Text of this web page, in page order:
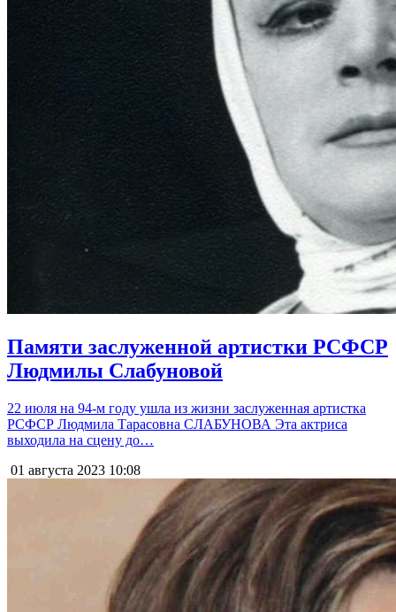
Памяти заслуженной артистки РСФСР
Людмилы Слабуновой
22 июля на 94-м году ушла из жизни заслуженная артистка
РСФСР Людмила Тарасовна СЛАБУНОВА Эта актриса
выходила на сцену до…
01 августа 2023 10:08